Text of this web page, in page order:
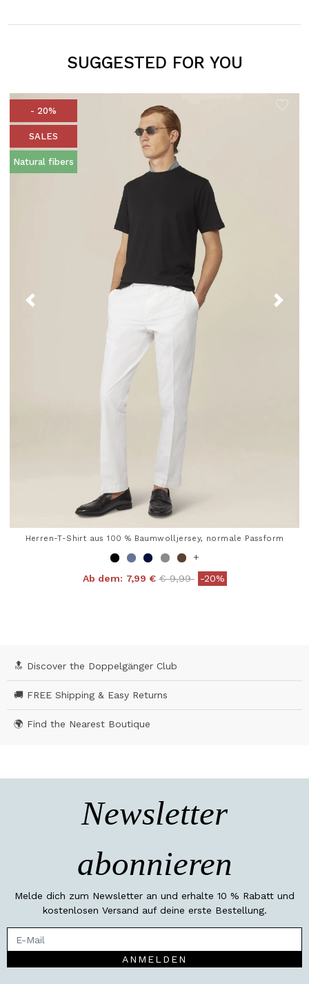
SUGGESTED FOR YOU
- 20%
SALES
Natural fibers
Herren-T-Shirt aus 100 % Baumwolljersey, normale Passform
+
Ab dem: 7,99 € Price reduced from
€ 9,99to-20%
🔝 Discover the Doppelgänger Club
🚚 FREE Shipping & Easy Returns
🌍 Find the Nearest Boutique
Newsletter
abonnieren
Melde dich zum Newsletter an und erhalte 10 % Rabatt und
kostenlosen Versand auf deine erste Bestellung.
ANMELDEN